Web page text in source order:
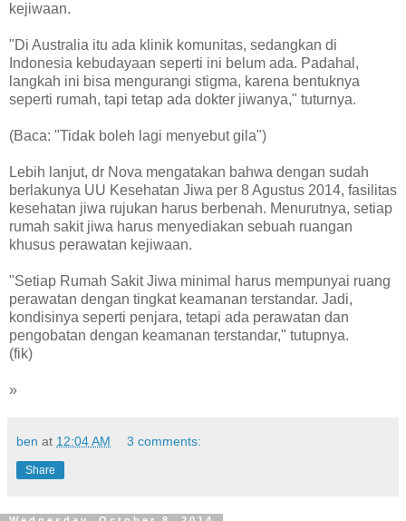
kejiwaan.
"Di Australia itu ada klinik komunitas, sedangkan di
Indonesia kebudayaan seperti ini belum ada. Padahal,
langkah ini bisa mengurangi stigma, karena bentuknya
seperti rumah, tapi tetap ada dokter jiwanya," tuturnya.
(Baca: "Tidak boleh lagi menyebut gila")
Lebih lanjut, dr Nova mengatakan bahwa dengan sudah
berlakunya UU Kesehatan Jiwa per 8 Agustus 2014, fasilitas
kesehatan jiwa rujukan harus berbenah. Menurutnya, setiap
rumah sakit jiwa harus menyediakan sebuah ruangan
khusus perawatan kejiwaan.
"Setiap Rumah Sakit Jiwa minimal harus mempunyai ruang
perawatan dengan tingkat keamanan terstandar. Jadi,
kondisinya seperti penjara, tetapi ada perawatan dan
pengobatan dengan keamanan terstandar," tutupnya.
(fik)
»
ben at 12:04 AM 3 comments:
Share